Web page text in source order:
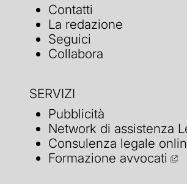
Contatti
La redazione
Seguici
Collabora
SERVIZI
Pubblicità
Network di assistenza
Consulenza legale
Formazione avvocati